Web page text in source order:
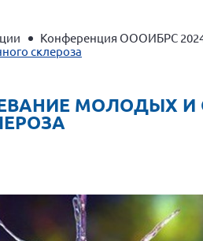
Конференция ОООИБРС
склероза